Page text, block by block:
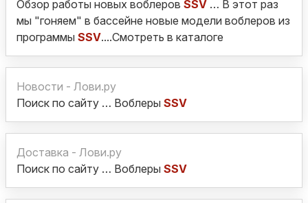
Обзор работы новых воблеров SSV … В этот раз
мы "гоняем" в бассейне новые модели воблеров из
программы SSV....Смотреть в каталоге
Новости - Лови.ру
Поиск по сайту … Воблеры SSV
Доставка - Лови.ру
Поиск по сайту … Воблеры SSV